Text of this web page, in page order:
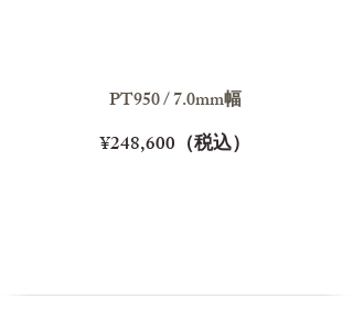
PT950 / 7.0mm幅
¥248,600（税込）